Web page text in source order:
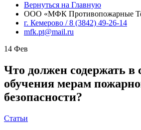
Вернуться на Главную
ООО «МФК Противопожарные
г. Кемерово / 8 (3842) 49-26-14
mfk.pt@mail.ru
14 Фев
Что должен содержать в
обучения мерам
безопасности?
Статьи